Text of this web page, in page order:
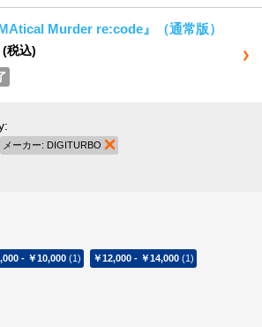
Murder re:code』（通常版）
(税込)
品の削除
メーカー: DIGITURBO
- ￥10,000 (1) ￥12,000 - ￥14,000 (1)